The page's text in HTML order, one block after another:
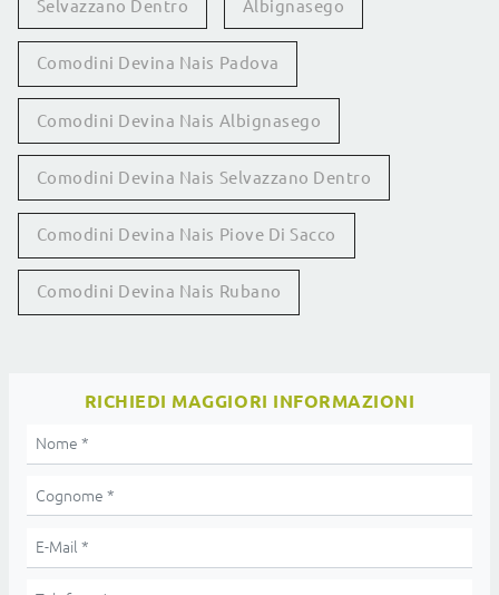
Selvazzano Dentro Albignasego
Comodini Devina Nais Padova
Comodini Devina Nais Albignasego
Comodini Devina Nais Selvazzano Dentro
Comodini Devina Nais Piove Di Sacco
Comodini Devina Nais Rubano
RICHIEDI MAGGIORI INFORMAZIONI